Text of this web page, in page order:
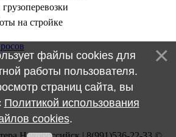
на стройке
файлы cookies для
работы пользователя.
страниц сайта, вы
Политикой использования
cookies.